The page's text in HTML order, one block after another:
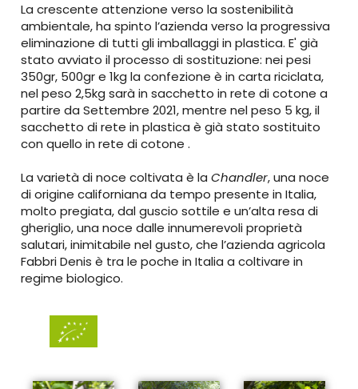
La crescente attenzione verso la sostenibilità
ambientale, ha spinto l’azienda verso la progressiva
eliminazione di tutti gli imballaggi in plastica. E' già
stato avviato il processo di sostituzione: nei pesi
350gr, 500gr e 1kg la confezione è in carta riciclata,
nel peso 2,5kg sarà in sacchetto in rete di cotone a
partire da Settembre 2021, mentre nel peso 5 kg, il
sacchetto di rete in plastica è già stato sostituito
con quello in rete di cotone .
La varietà di noce coltivata è laChandler, una noce
di origine californiana da tempo presente in Italia,
molto pregiata, dal guscio sottile e un’alta resa di
gheriglio, una noce dalle innumerevoli proprietà
salutari, inimitabile nel gusto, che l’azienda agricola
Fabbri Denis è tra le poche in Italia a coltivare in
regime biologico.